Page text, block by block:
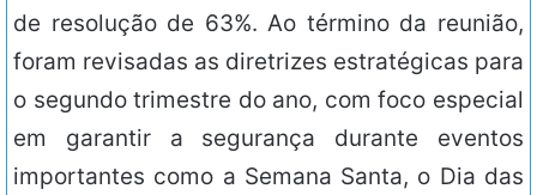
de resolução de 63%. Ao término da reunião,
foram revisadas as diretrizes estratégicas para
o segundo trimestre do ano, com foco especial
em garantir a segurança durante eventos
importantes como a Semana Santa, o Dia das